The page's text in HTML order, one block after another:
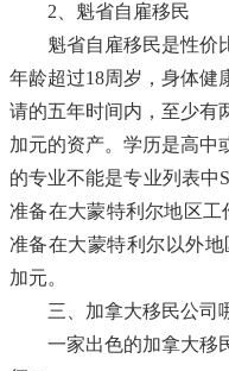
2、魁省自雇移民
魁省自雇移民是性价比
年龄超过18周岁，身体健
请的五年时间内，至少有
加元的资产。学历是高中
的专业不能是专业列表中
准备在大蒙特利尔地区工
准备在大蒙特利尔以外
加元。
三、加拿大移民公司
一家出色的加拿大移民